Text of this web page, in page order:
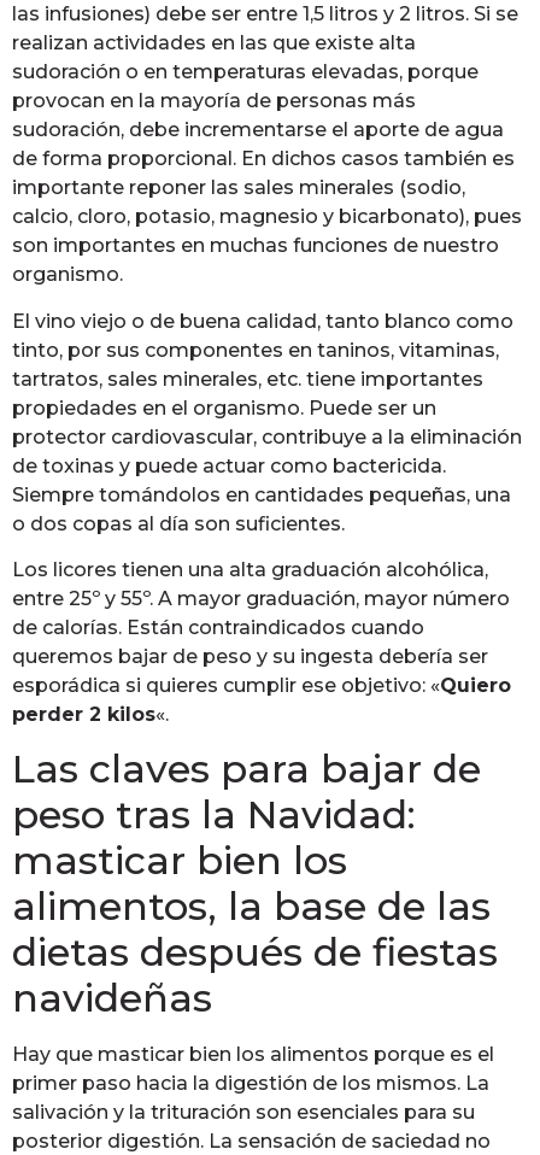
las infusiones) debe ser entre 1,5 litros y 2 litros. Si se
realizan actividades en las que existe alta
sudoración o en temperaturas elevadas, porque
provocan en la mayoría de personas más
sudoración, debe incrementarse el aporte de agua
de forma proporcional. En dichos casos también es
importante reponer las sales minerales (sodio,
calcio, cloro, potasio, magnesio y bicarbonato), pues
son importantes en muchas funciones de nuestro
organismo.
El vino viejo o de buena calidad, tanto blanco como
tinto, por sus componentes en taninos, vitaminas,
tartratos, sales minerales, etc. tiene importantes
propiedades en el organismo. Puede ser un
protector cardiovascular, contribuye a la eliminación
de toxinas y puede actuar como bactericida.
Siempre tomándolos en cantidades pequeñas, una
o dos copas al día son suficientes.
Los licores tienen una alta graduación alcohólica,
entre 25º y 55º. A mayor graduación, mayor número
de calorías. Están contraindicados cuando
queremos bajar de peso y su ingesta debería ser
esporádica si quieres cumplir ese objetivo: «Quiero
perder 2 kilos«.
Las claves para bajar de
peso tras la Navidad:
masticar bien los
alimentos, la base de las
dietas después de fiestas
navideñas
Hay que masticar bien los alimentos porque es el
primer paso hacia la digestión de los mismos. La
salivación y la trituración son esenciales para su
posterior digestión. La sensación de saciedad no